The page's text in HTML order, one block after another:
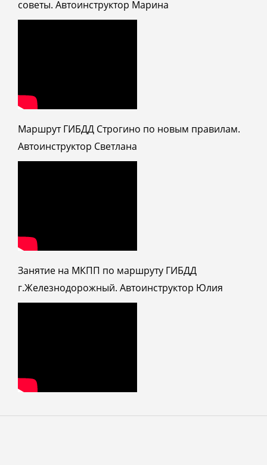
советы. Автоинструктор Марина
Маршрут ГИБДД Строгино по новым правилам.
Автоинструктор Светлана
Занятие на МКПП по маршруту ГИБДД
г.Железнодорожный. Автоинструктор Юлия